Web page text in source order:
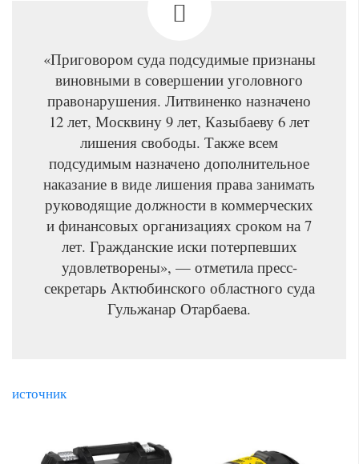
«Приговором суда подсудимые признаны
виновными в совершении уголовного
правонарушения. Литвиненко назначено
12 лет, Москвину 9 лет, Казыбаеву 6 лет
лишения свободы. Также всем
подсудимым назначено дополнительное
наказание в виде лишения права занимать
руководящие должности в коммерческих
и финансовых организациях сроком на 7
лет. Гражданские иски потерпевших
удовлетворены», — отметила пресс-
секретарь Актюбинского областного суда
Гульжанар Отарбаева.
источник